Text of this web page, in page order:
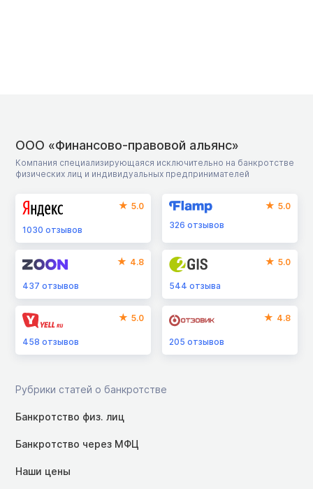
ООО «Финансово-правовой альянс»
Компания специализирующаяся исключительно на банкротстве
физических лиц и индивидуальных предпринимателей
5.0
1030 отзывов
5.0
326отзывов
4.8
437 отзывов
5.0
544отзыва
5.0
458 отзывов
4.8
205отзывов
Рубрики статей о банкротстве
Банкротство физ. лиц
Банкротство через МФЦ
Наши цены